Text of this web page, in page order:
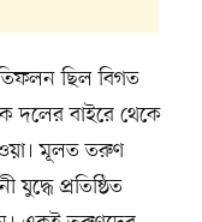
ছিল বিগত
দলের বাইরে থেকে
মূলত তরুণ
যুদ্ধে প্রতিষ্ঠিত